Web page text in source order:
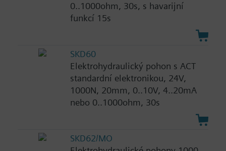
0..1000ohm, 30s, s havarijní
funkcí 15s
SKD60
Elektrohydraulický pohon s ACT
standardní elektronikou, 24V,
1000N, 20mm, 0..10V, 4..20mA
nebo 0..1000ohm, 30s
SKD62/MO